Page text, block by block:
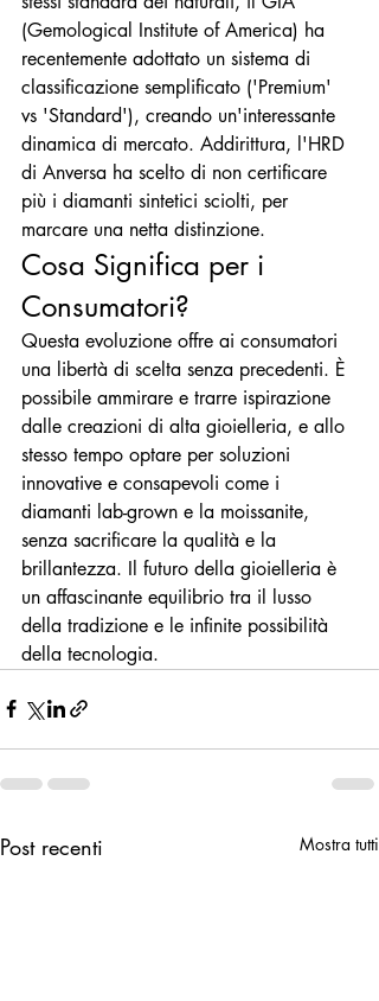
(Gemological Institute of America) ha
recentemente adottato un sistema di
classificazione semplificato ('Premium'
vs 'Standard'), creando un'interessante
dinamica di mercato. Addirittura, l'HRD
di Anversa ha scelto di non certificare
più i diamanti sintetici sciolti, per
marcare una netta distinzione.
Cosa Significa per i
Consumatori?
Questa evoluzione offre ai consumatori
una libertà di scelta senza precedenti. È
possibile ammirare e trarre ispirazione
dalle creazioni di alta gioielleria, e allo
stesso tempo optare per soluzioni
innovative e consapevoli come i
diamanti lab-grown e la moissanite,
senza sacrificare la qualità e la
brillantezza. Il futuro della gioielleria è
un affascinante equilibrio tra il lusso
della tradizione e le infinite possibilità
della tecnologia.
Post recenti Mostra tutti